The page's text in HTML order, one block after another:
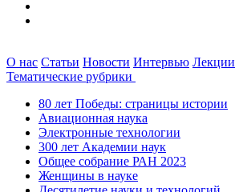
О нас Статьи Новости Интервью Лекции
Тематические рубрики
80 лет Победы: страницы истории
Авиационная наука
Электронные технологии
300 лет Академии наук
Общее собрание РАН 2023
Женщины в науке